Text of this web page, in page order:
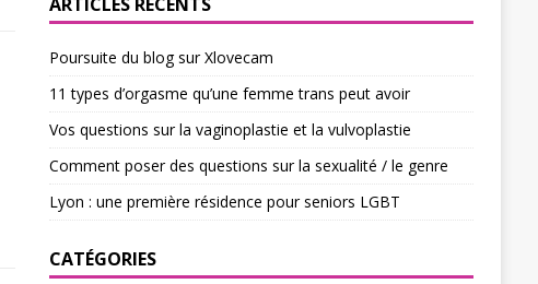
Poursuite du blog sur Xlovecam
11 types d’orgasme qu’une femme trans peut avoir
Vos questions sur la vaginoplastie et la vulvoplastie
Comment poser des questions sur la sexualité / le genre
Lyon : une première résidence pour seniors LGBT
CATÉGORIES